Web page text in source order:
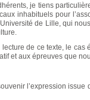
je tiens
inhabituels pour
de Lille, qui
lecture de ce texte, le
et aux épreuves que
l’expression